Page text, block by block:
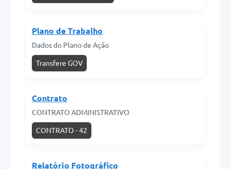
Plano de Trabalho
Dados do Plano de Ação
Transfere GOV
Contrato
CONTRATO ADMINISTRATIVO
CONTRATO - 42
Relatório Fotográfico